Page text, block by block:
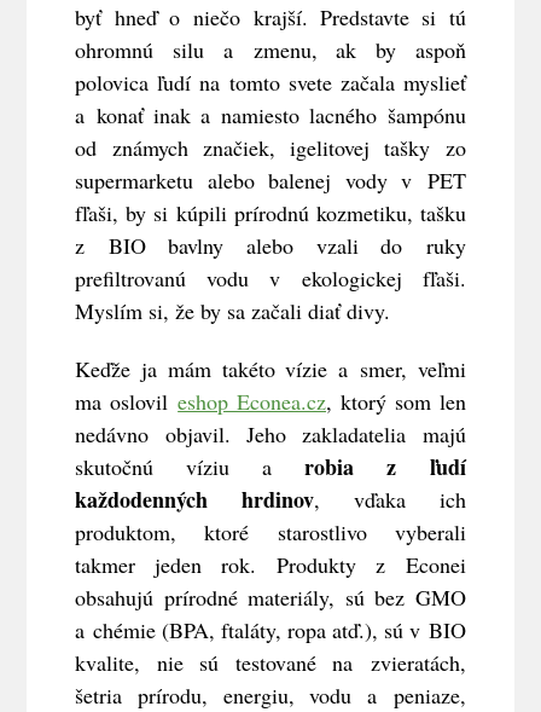
byť hneď o niečo krajší. Predstavte si tú
ohromnú silu a zmenu, ak by aspoň
polovica ľudí na tomto svete začala myslieť
a konať inak a namiesto lacného šampónu
od známych značiek, igelitovej tašky zo
supermarketu alebo balenej vody v PET
fľaši, by si kúpili prírodnú kozmetiku, tašku
z BIO bavlny alebo vzali do ruky
prefiltrovanú vodu v ekologickej fľaši.
Myslím si, že by sa začali diať divy.
Keďže ja mám takéto vízie a smer, veľmi
ma oslovileshop Econea.cz, ktorý som len
nedávno objavil. Jeho zakladatelia majú
skutočnú víziu arobia z ľudí
každodenných hrdinov, vďaka ich
produktom, ktoré starostlivo vyberali
takmer jeden rok. Produkty z Econei
obsahujú prírodné materiály, sú bez GMO
a chémie (BPA, ftaláty, ropa atď.), sú v BIO
kvalite, nie sú testované na zvieratách,
šetria prírodu, energiu, vodu a peniaze,